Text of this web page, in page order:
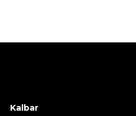
Kalbar